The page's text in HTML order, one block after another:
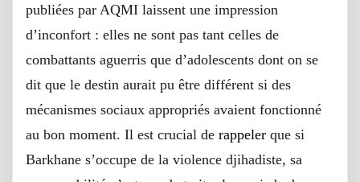
publiées par AQMI laissent une impression
d’inconfort : elles ne sont pas tant celles de
combattants aguerris que d’adolescents dont on se
dit que le destin aurait pu être différent si des
mécanismes sociaux appropriés avaient fonctionné
au bon moment. Il est crucial de rappeler que si
Barkhane s’occupe de la violence djihadiste, sa